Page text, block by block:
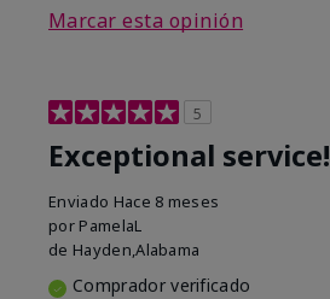
Marcar esta opinión
5
Exceptional service!
Enviado Hace 8 meses
por PamelaL
de Hayden,Alabama
Comprador verificado